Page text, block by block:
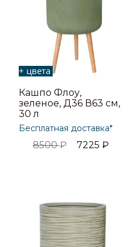
+ цвета
Кашпо Флоу,
зеленое, Д36 В63 см,
30 л
Бесплатная доставка*
8500₽ 7225 ₽